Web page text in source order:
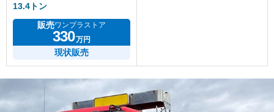
13.4トン
販売ワンプラストア
330万円
現状販売